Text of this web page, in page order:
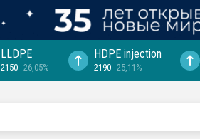
LLDPE
2150 26,05%
HDPE injection
2190 25,11%